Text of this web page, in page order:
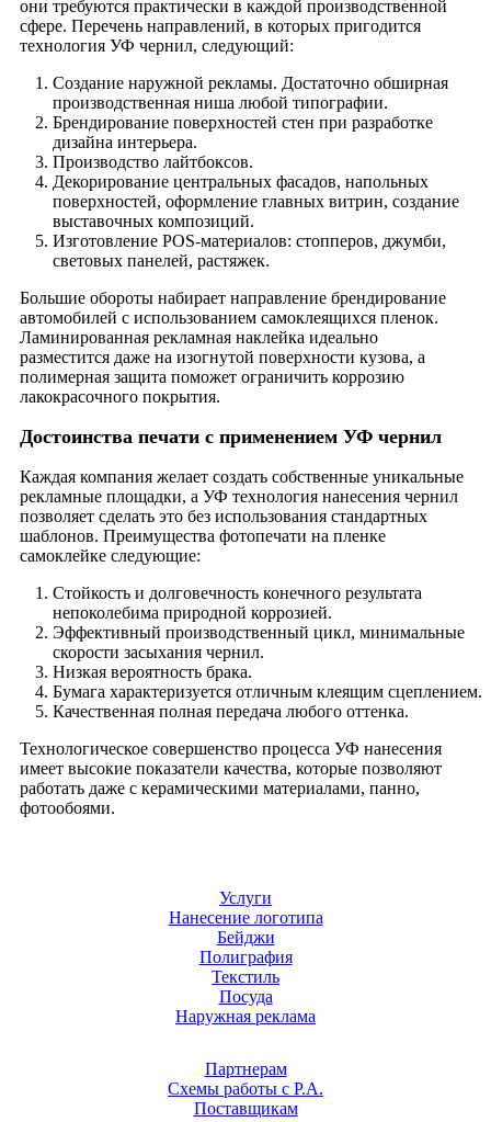
они требуются практически в каждой производственной
сфере. Перечень направлений, в которых пригодится
технология УФ чернил, следующий:
Создание наружной рекламы. Достаточно обширная
производственная ниша любой типографии.
Брендирование поверхностей стен при разработке
дизайна интерьера.
Производство лайтбоксов.
Декорирование центральных фасадов, напольных
поверхностей, оформление главных витрин, создание
выставочных композиций.
Изготовление POS-материалов: стопперов, джумби,
световых панелей, растяжек.
Большие обороты набирает направление брендирование
автомобилей с использованием самоклеящихся пленок.
Ламинированная рекламная наклейка идеально
разместится даже на изогнутой поверхности кузова, а
полимерная защита поможет ограничить коррозию
лакокрасочного покрытия.
Достоинства печати с применением УФ чернил
Каждая компания желает создать собственные уникальные
рекламные площадки, а УФ технология нанесения чернил
позволяет сделать это без использования стандартных
шаблонов. Преимущества фотопечати на пленке
самоклейке следующие:
Стойкость и долговечность конечного результата
непоколебима природной коррозией.
Эффективный производственный цикл, минимальные
скорости засыхания чернил.
Низкая вероятность брака.
Бумага характеризуется отличным клеящим сцеплением.
Качественная полная передача любого оттенка.
Технологическое совершенство процесса УФ нанесения
имеет высокие показатели качества, которые позволяют
работать даже с керамическими материалами, панно,
фотообоями.
Услуги
Нанесение логотипа
Бейджи
Полиграфия
Текстиль
Посуда
Наружная реклама
Партнерам
Схемы работы с Р.А.
Поставщикам